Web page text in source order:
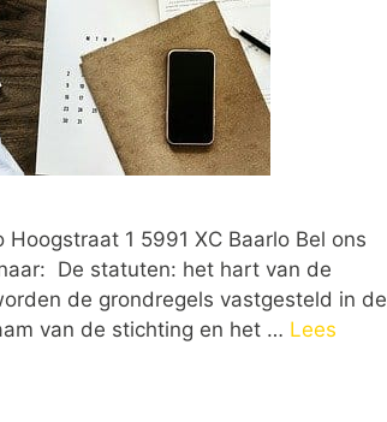
1 5991 XC Baarlo Bel ons
De statuten: het hart van de
de grondregels vastgesteld in de
van de stichting en het … Lees